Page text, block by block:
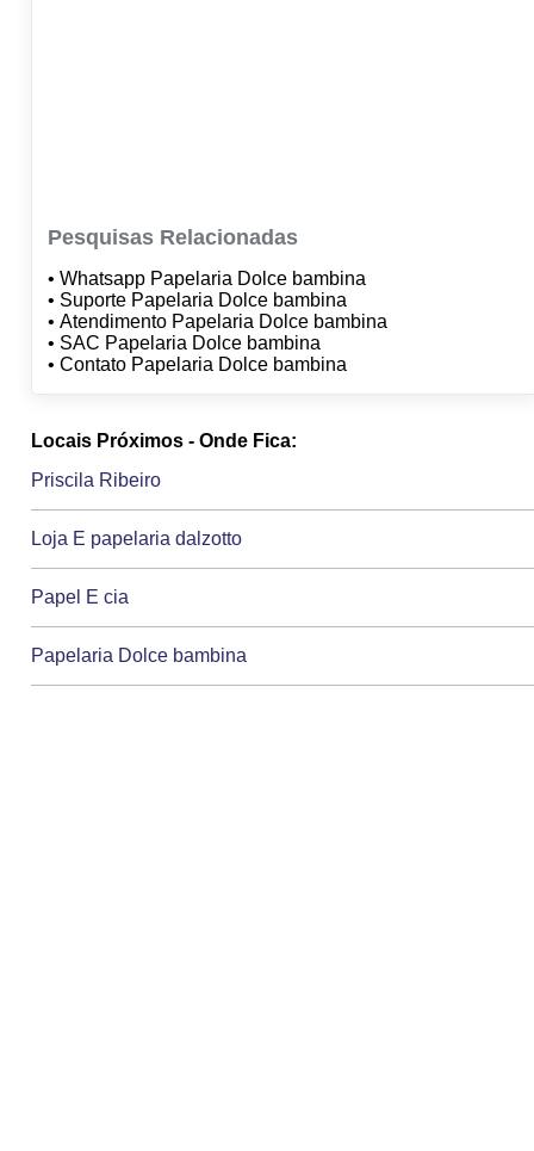
Pesquisas Relacionadas
• Whatsapp Papelaria Dolce bambina
• Suporte Papelaria Dolce bambina
• Atendimento Papelaria Dolce bambina
• SAC Papelaria Dolce bambina
• Contato Papelaria Dolce bambina
Locais Próximos - Onde Fica:
Priscila Ribeiro
Loja E papelaria dalzotto
Papel E cia
Papelaria Dolce bambina